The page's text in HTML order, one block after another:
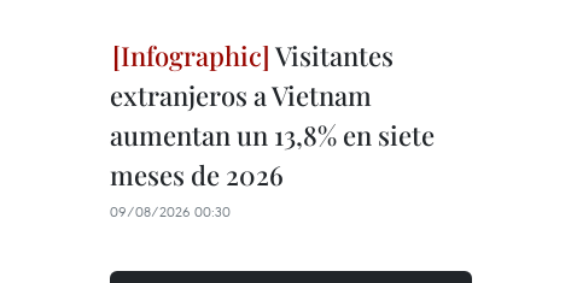
Visitantes
extranjeros a Vietnam
aumentan un 13,8% en siete
meses de 2026
09/08/2026 00:30